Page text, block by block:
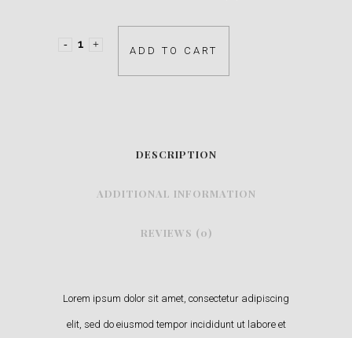
ADD TO CART
DESCRIPTION
ADDITIONAL INFORMATION
REVIEWS (0)
Lorem ipsum dolor sit amet, consectetur adipiscing
elit, sed do eiusmod tempor incididunt ut labore et